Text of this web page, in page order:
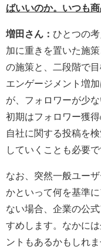
ばいいのか。いつも
増田さん： ひとつの
加に重きを置いた施
の施策と、二段階で
エンゲージメント増
が、フォロワーが少
初期はフォロワー獲
自社に関する投稿を
していくことも必要で
なお、突然一般ユー
かといって何を基準
ない場合、企業の公
すめします。なかに
ントもあるかもしれ